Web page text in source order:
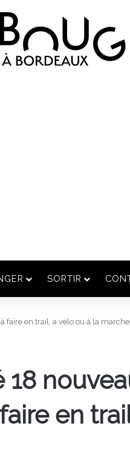
SORTIR
faire en trail, a vélo ou à la marche
en